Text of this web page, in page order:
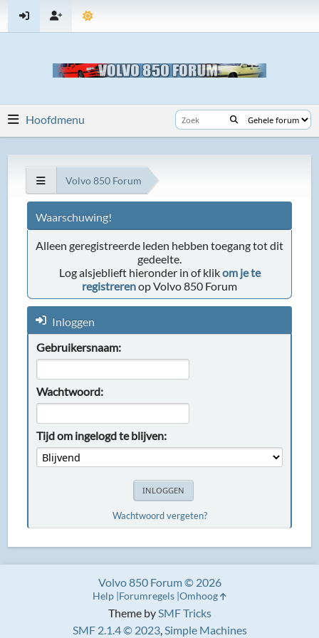
Hoofdmenu
Volvo 850 Forum
Waarschuwing!
Alleen geregistreerde leden hebben toegang tot dit
gedeelte.
Log alsjeblieft hieronder in of klikom je te
registrerenop Volvo 850 Forum
Inloggen
Gebruikersnaam:
Wachtwoord:
Tijd om ingelogd te blijven:
Wachtwoord vergeten?
Theme bySMF Tricks
SMF 2.1.4 © 2023,Simple Machines
Volvo 850 Forum © 2026
Help Forumregels Omhoog